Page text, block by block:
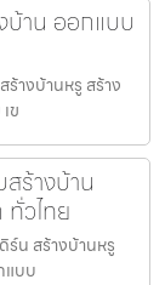
บ้าน ออกแบบ
ร้างบ้านหรู สร้าง
ข
ร้างบ้าน
วไทย
ร์น สร้างบ้านหรู
แบบ